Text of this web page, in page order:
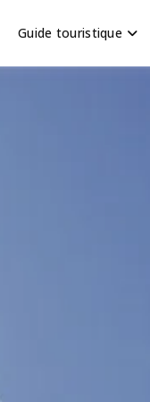
Guide touristique